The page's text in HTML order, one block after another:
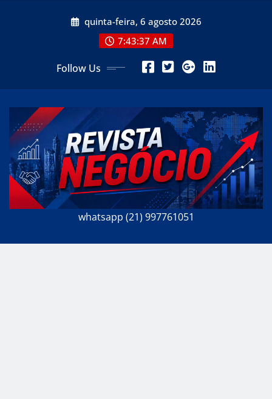
quinta-feira, 6 agosto 2026
7:43:39 AM
Follow Us
whatsapp (21) 997761051